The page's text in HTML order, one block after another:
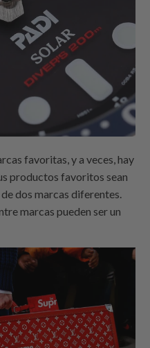
favoritas, y a veces, hay
productos favoritos sean
dos marcas diferentes.
marcas pueden ser un